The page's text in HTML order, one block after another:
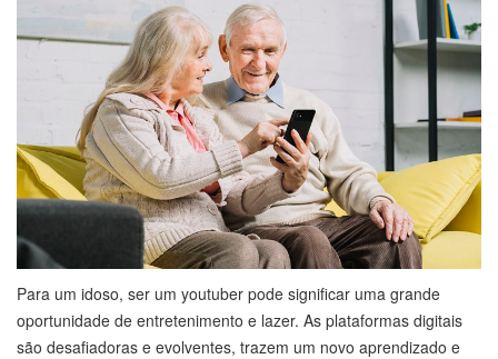
Para um idoso, ser um youtuber pode significar uma grande
oportunidade de entretenimento e lazer. As plataformas digitais
são desafiadoras e evolventes, trazem um novo aprendizado e